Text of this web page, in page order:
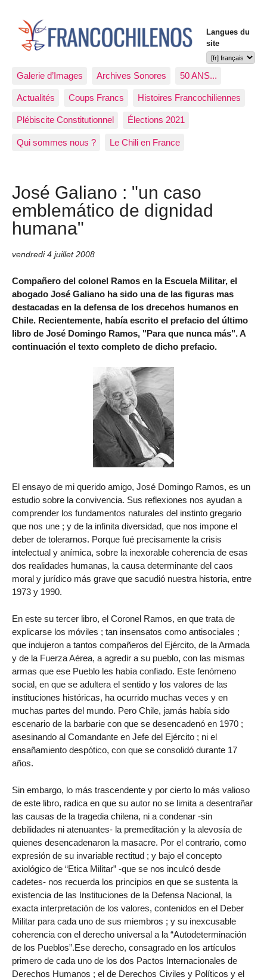
Langues du
site
Galerie d’Images Archives Sonores 50 ANS...
Actualités Coups Francs Histoires Francochiliennes
Plébiscite Constitutionnel Élections 2021
Qui sommes nous ? Le Chili en France
José Galiano : "un caso
emblemático de dignidad
humana"
vendredi 4 juillet 2008
Compañero del colonel Ramos en la Escuela Militar, el
abogado José Galiano ha sido una de las figuras mas
destacadas en la defensa de los drecehos humanos en
Chile. Recientemente, había escrito el prefacio del último
libro de José Domingo Ramos, "Para que nunca más". A
continuación el texto completo de dicho prefacio.
El ensayo de mi querido amigo, José Domingo Ramos, es un
estudio sobre la convivencia. Sus reflexiones nos ayudan a
comprender los fundamentos naturales del instinto gregario
que nos une ; y de la infinita diversidad, que nos impone el
deber de tolerarnos. Porque fué precisamente la crisis
intelectual y anímica, sobre la inexorable coherencia de esas
dos realidades humanas, la causa determinante del caos
moral y jurídico más grave que sacudió nuestra historia, entre
1973 y 1990.
En este su tercer libro, el Coronel Ramos, en que trata de
explicarse los móviles ; tan insensatos como antisociales ;
que indujeron a tantos compañeros del Ejército, de la Armada
y de la Fuerza Aérea, a agredir a su pueblo, con las mismas
armas que ese Pueblo les había confiado. Este fenómeno
social, en que se adultera el sentido y los valores de las
instituciones históricas, ha ocurrido muchas veces y en
muchas partes del mundo. Pero Chile, jamás había sido
escenario de la barbarie con que se desencadenó en 1970 ;
asesinando al Comandante en Jefe del Ejército ; ni el
ensañamiento despótico, con que se consolidó durante 17
años.
Sin embargo, lo más trascendente y por cierto lo más valioso
de este libro, radica en que su autor no se limita a desentrañar
las causas de la tragedia chilena, ni a condenar -sin
debilidades ni atenuantes- la premeditación y la alevosía de
quienes desencadenaron la masacre. Por el contrario, como
expresión de su invariable rectitud ; y bajo el concepto
axiológico de “Etica Militar” -que se nos inculcó desde
cadetes- nos recuerda los principios en que se sustenta la
existencia de las Instituciones de la Defensa Nacional, la
exacta interpretación de los valores, contenidos en el Deber
Militar para cada uno de sus miembros ; y su inexcusable
coherencia con el derecho universal a la “Autodeterminación
de los Pueblos”.Ese derecho, consagrado en los artículos
primero de cada uno de los dos Pactos Internacionales de
Derechos Humanos ; el de Derechos Civiles y Políticos y el